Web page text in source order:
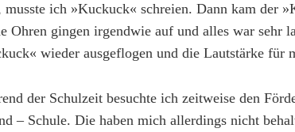
musste ich »Kuckuck« schreien. Dann kam der
Ohren gingen irgendwie auf und alles war sehr
wieder ausgeflogen und die Lautstärke für
der Schulzeit besuchte ich zeitweise den
– Schule. Die haben mich allerdings nicht